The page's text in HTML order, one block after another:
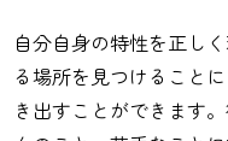
自分自身の特性を正し
る場所を見つけること
き出すことができます